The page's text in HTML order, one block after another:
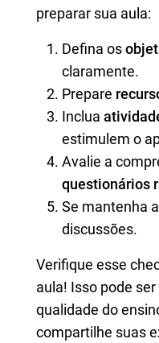
preparar sua aula:
Defina os
claramente.
Prepare
Inclua
estimulem o
Avalie a
questionários
Se mantenha
discussões.
Verifique esse
aula! Isso pode
qualidade do
compartilhe suas